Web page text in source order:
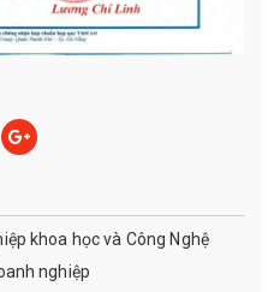
khoa học và Công Nghệ
nghiệp